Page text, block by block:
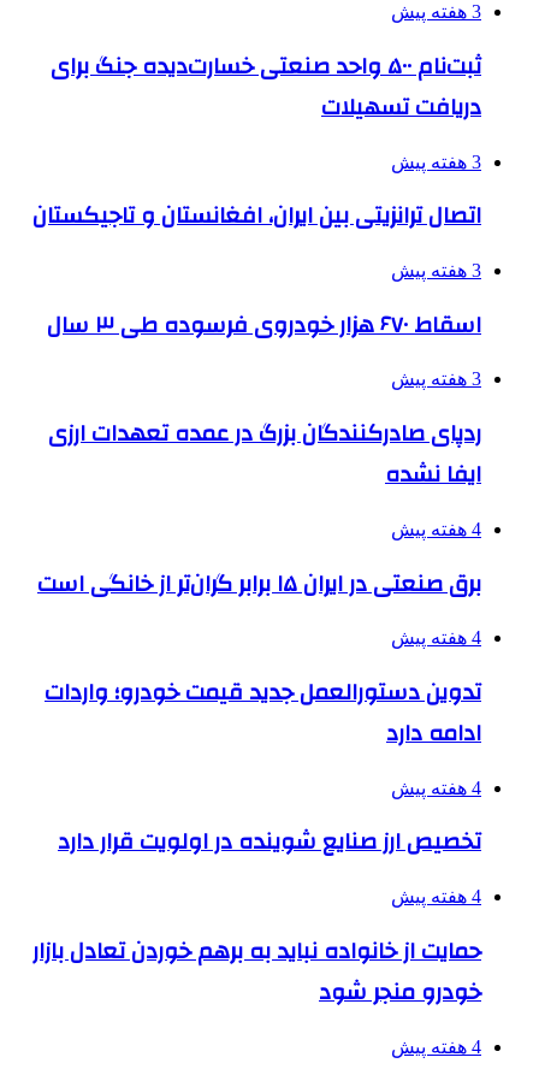
3 هفته پیش
ثبت‌نام ۵۰۰ واحد صنعتی خسارت‌دیده جنگ برای
دریافت تسهیلات
3 هفته پیش
اتصال ترانزیتی بین ایران، افغانستان و تاجیکستان
3 هفته پیش
اسقاط ۶۷۰ هزار خودروی فرسوده طی ۳ سال
3 هفته پیش
ردپای صادرکنندگان بزرگ در عمده تعهدات ارزی
ایفا نشده
4 هفته پیش
برق صنعتی در ایران ۱۵ برابر گران‌تر از خانگی است
4 هفته پیش
تدوین دستورالعمل جدید قیمت خودرو؛ واردات
ادامه دارد
4 هفته پیش
تخصیص ارز صنایع شوینده در اولویت قرار دارد
4 هفته پیش
حمایت از خانواده نباید به برهم خوردن تعادل بازار
خودرو منجر شود
4 هفته پیش